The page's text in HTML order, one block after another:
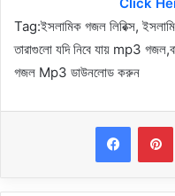
Tag:ইসলামিক গজল লিরিক্স,
তারাগুলো যদি নিবে যায় mp3
গজল Mp3 ডাউনলোড করুন